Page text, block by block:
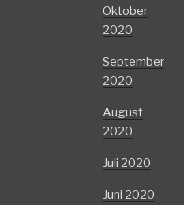
Oktober
2020
September
2020
August
2020
Juli 2020
Juni 2020